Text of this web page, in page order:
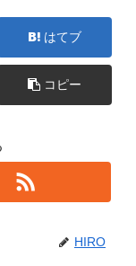
はてブ
コピー
HIRO